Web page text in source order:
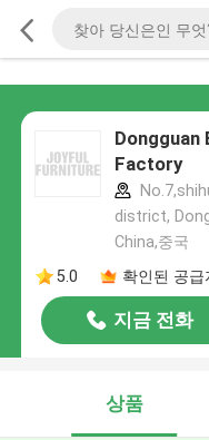
Dongguan
Factory
district,
China,중국
5.0
확인된 공급
지금 전화
상품